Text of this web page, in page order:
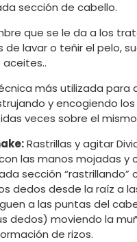
sección de cabello.
que se le da a los
de lavar o teñir el pelo,
aceites..
más utilizada para
y encogiendo los
veces sobre el
Rastrillas y agitar
las manos mojadas y
sección “rastrillando”
dedos desde la raíz a
a las puntas del
dedos) moviendo la
de rizos.